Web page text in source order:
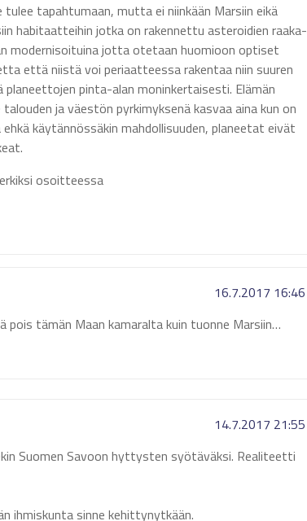
tapahtumaan, mutta ei niinkään Marsiin eikä
habitaatteihin jotka on rakennettu asteroidien raaka-
modernisoituina jotta otetaan huomioon optiset
että niistä voi periaatteessa rakentaa niin suuren
pinta-alan moninkertaisesti. Elämän
ja väestön pyrkimyksenä kasvaa aina kun on
käytännössäkin mahdollisuuden, planeetat eivät
osoitteessa
16.7.2017 16:46
pois tämän Maan kamaralta kuin tuonne Marsiin…
14.7.2017 21:55
Suomen Savoon hyttysten syötäväksi. Realiteetti
ihmiskunta sinne kehittynytkään.